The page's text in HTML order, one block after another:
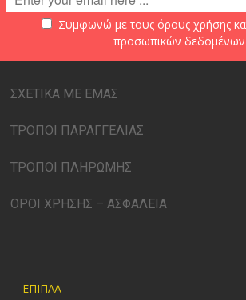
Συμφωνώ με τους όρους χρήσης
προσωπικών δεδομένων
ΣΧΕΤΙΚΑ ΜΕ ΕΜΑΣ
ΤΡΟΠΟΙ ΠΑΡΑΓΓΕΛΙΑΣ
ΤΡΟΠΟΙ ΠΛΗΡΩΜΗΣ
ΟΡΟΙ ΧΡΗΣΗΣ – ΑΣΦΑΛΕΙΑ
ΕΠΙΠΛΑ